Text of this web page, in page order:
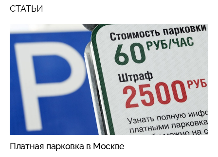
СТАТЬИ
Платная парковка в Москве